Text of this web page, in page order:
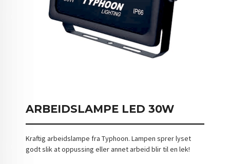
ARBEIDSLAMPE LED 30W
Kraftig arbeidslampe fra Typhoon. Lampen sprer lyset
godt slik at oppussing eller annet arbeid blir til en lek!